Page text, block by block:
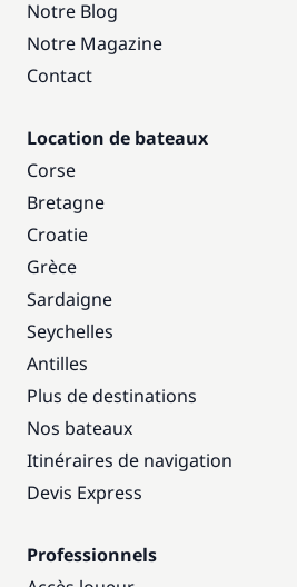
Notre Blog
Notre Magazine
Contact
Location de bateaux
Corse
Bretagne
Croatie
Grèce
Sardaigne
Seychelles
Antilles
Plus de destinations
Nos bateaux
Itinéraires de navigation
Devis Express
Professionnels